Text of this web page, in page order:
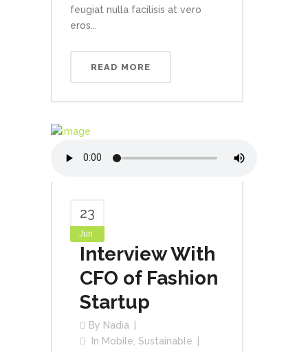
feugiat nulla facilisis at vero
eros...
READ MORE
23
Jun
Interview With
CFO of Fashion
Startup
By Nadia
In Mobile Sustainable